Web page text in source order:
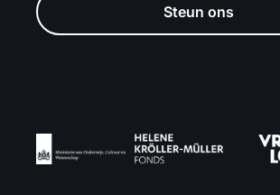
Steun ons